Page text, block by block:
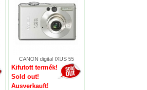
CANON digital IXUS 55
Kifutott termék!
Sold out!
Ausverkauft!